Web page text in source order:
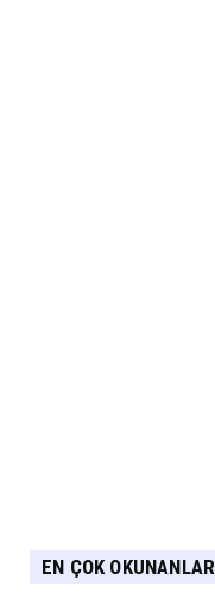
EN ÇOK OKUNANLAR